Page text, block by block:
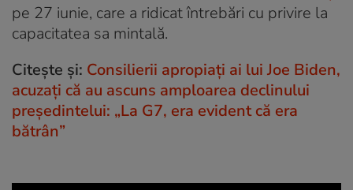
pe 27 iunie, care a ridicat întrebări cu privire la
capacitatea sa mintală.
Citește și: Consilierii apropiați ai lui Joe Biden,
acuzați că au ascuns amploarea declinului
președintelui: „La G7, era evident că era
bătrân”